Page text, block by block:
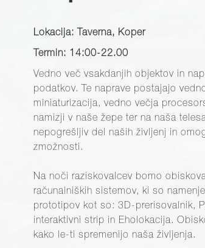
Lokacija: Taverna, Koper
Termin: 14:00-22.00
Vedno več vsakdanjih objektov in
podatkov. Te naprave postajajo
miniaturizacija, vedno večja
namizji v naše žepe ter na naša
nepogrešljiv del naših življenj in
zmožnosti.
Na noči raziskovalcev bomo
računalniških sistemov, ki so
prototipov kot so: 3D-prerisovalnik,
interaktivni strip in Eholokacija.
kako le-ti spremenijo naša življenja.